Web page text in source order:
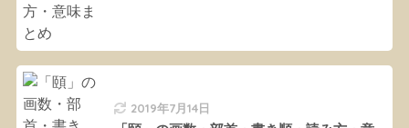
2019年7月14日